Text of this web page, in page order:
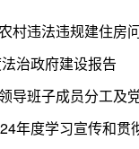
村违法违规建住房
治政府建设报告